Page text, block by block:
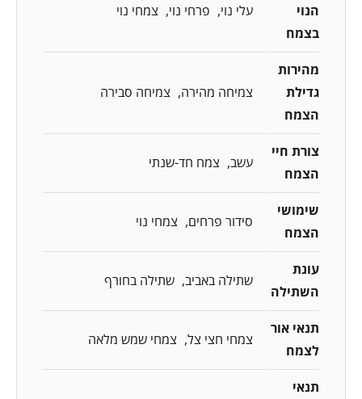
הנוי
בצמח
עלי נוי פרחי נוי צמחי נוי
מהירות
גדילת
הצמח
צמיחה מהירה צמיחה סבירה
צורת חיי
הצמח
עשב צמח חד-שנתי
שימושי
הצמח
סידור פרחים צמחי נוי
עונת
השתילה
שתילה באביב שתילה בחורף
תנאי אור
לצמח
צמחי חצי צל צמחי שמש מלאה
תנאי